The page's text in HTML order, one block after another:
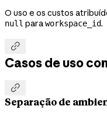
O uso e os custos
null paraworkspace_id.

Casos de uso

Separação de